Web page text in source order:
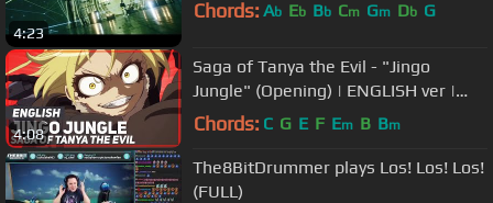
4:23
Chords: Ab Eb Bb Cm Gm Db G
4:08
Saga of Tanya the Evil - "Jingo
Jungle" (Opening) | ENGLISH ver |
AmaLee
Chords: C G E F Em B Bm
The8BitDrummer plays Los! Los! Los!
(FULL)